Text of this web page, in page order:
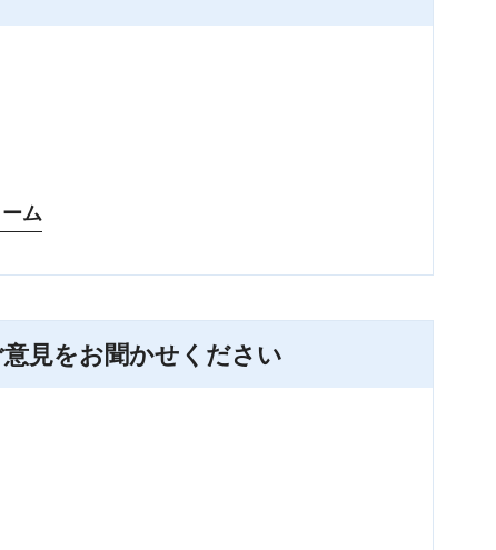
見をお聞かせください